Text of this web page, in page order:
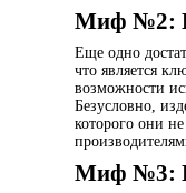
Миф №2:
Еще одно
что является
возможности
Безусловно,
которого они
Миф №3: